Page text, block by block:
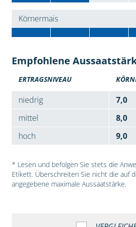
Körnermais
Empfohlene
ERTRAGSNIVEAU
niedrig
7,0
mittel
8,0
hoch
9,0
* Lesen und befolgen Sie stets die
Etikett. Überschreiten Sie nicht die auf
angegebene maximale Aussaatstärke.